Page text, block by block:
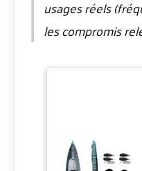
usages réels
les compromis